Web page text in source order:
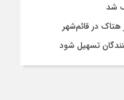
شد
هتاک در قائم‌شهر
تسهیل شود